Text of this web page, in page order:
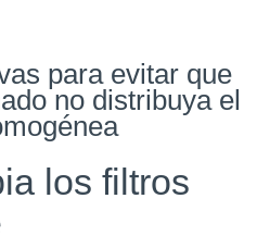
para evitar que
no distribuya el
los filtros